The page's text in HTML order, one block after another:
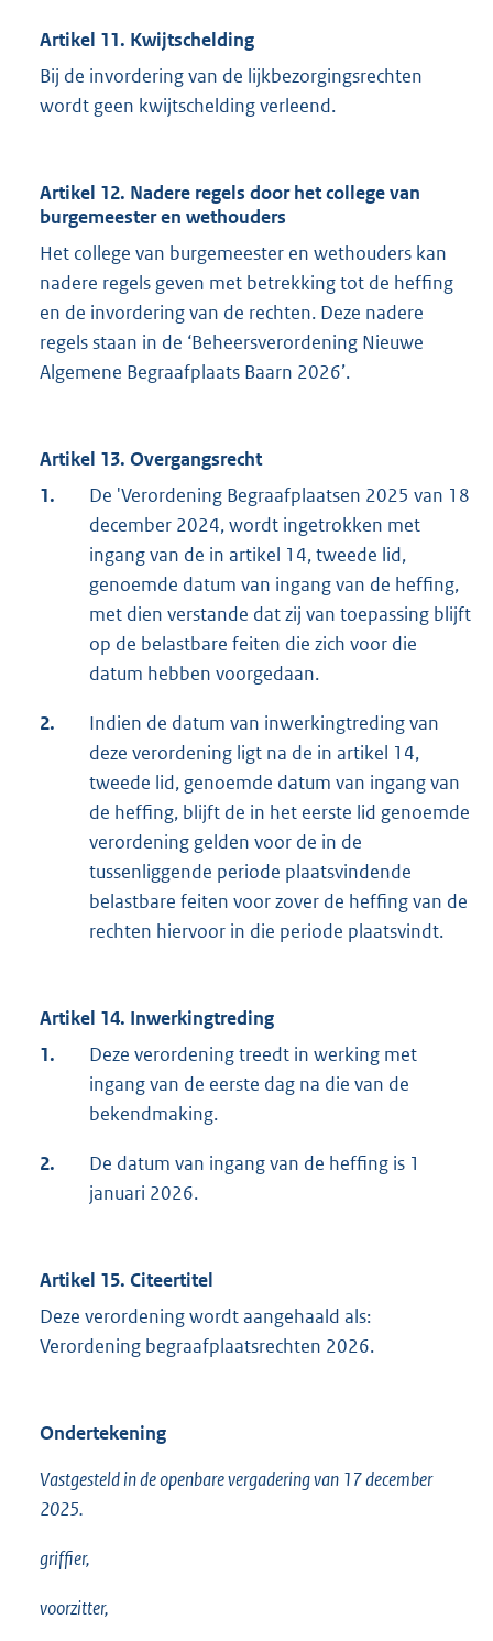
Artikel 11. Kwijtschelding
Bij de invordering van de lijkbezorgingsrechten
wordt geen kwijtschelding verleend.
Artikel 12. Nadere regels door het college van
burgemeester en wethouders
Het college van burgemeester en wethouders kan
nadere regels geven met betrekking tot de heffing
en de invordering van de rechten. Deze nadere
regels staan in de ‘Beheersverordening Nieuwe
Algemene Begraafplaats Baarn 2026’.
Artikel 13. Overgangsrecht
1.
De 'Verordening Begraafplaatsen 2025 van 18
december 2024, wordt ingetrokken met
ingang van de in artikel 14, tweede lid,
genoemde datum van ingang van de heffing,
met dien verstande dat zij van toepassing blijft
op de belastbare feiten die zich voor die
datum hebben voorgedaan.
2.
Indien de datum van inwerkingtreding van
deze verordening ligt na de in artikel 14,
tweede lid, genoemde datum van ingang van
de heffing, blijft de in het eerste lid genoemde
verordening gelden voor de in de
tussenliggende periode plaatsvindende
belastbare feiten voor zover de heffing van de
rechten hiervoor in die periode plaatsvindt.
Artikel 14. Inwerkingtreding
1.
Deze verordening treedt in werking met
ingang van de eerste dag na die van de
bekendmaking.
2.
De datum van ingang van de heffing is 1
januari 2026.
Artikel 15. Citeertitel
Deze verordening wordt aangehaald als:
Verordening begraafplaatsrechten 2026.
Ondertekening
Vastgesteld in de openbare vergadering van 17 december
2025.
griffier,
voorzitter,